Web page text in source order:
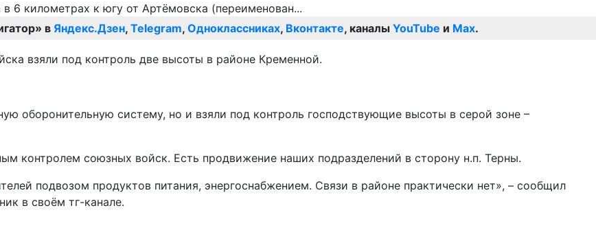
в Яндекс.Дзен, Telegram, Одноклассниках, Вконтакте, каналы YouTube и Max.
взяли под контроль две высоты в районе Кременной.
оборонительную систему, но и взяли под контроль господствующие высоты в серой зоне –
контролем союзных войск. Есть продвижение наших подразделений в сторону н.п. Терны.
подвозом продуктов питания, энергоснабжением. Связи в районе практически нет», – сообщил
в своём тг-канале.